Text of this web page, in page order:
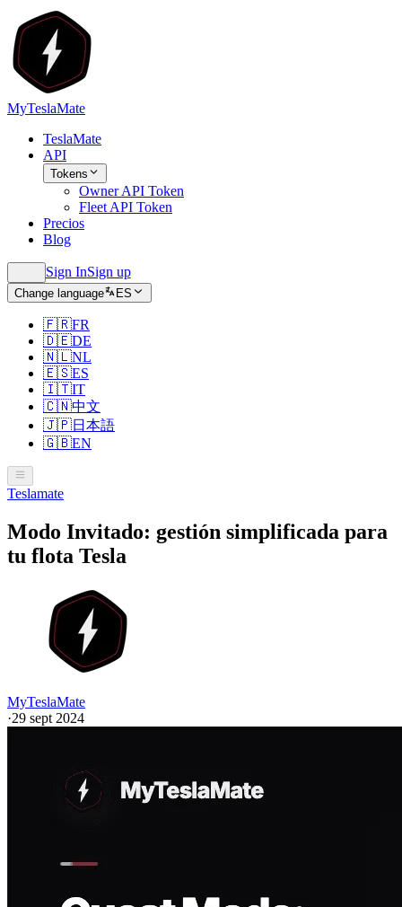
MyTeslaMate
TeslaMate
API
Tokens
Owner API Token
Fleet API Token
Precios
Blog
Sign InSign up
Change language ES
🇫🇷FR
🇩🇪DE
🇳🇱NL
🇪🇸ES
🇮🇹IT
🇨🇳中文
🇯🇵日本語
🇬🇧EN
Teslamate
Modo Invitado: gestión simplificada para
tu flota Tesla
MyTeslaMate
·29 sept 2024